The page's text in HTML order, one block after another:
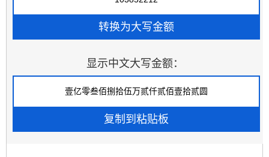
显示中文大写金额：